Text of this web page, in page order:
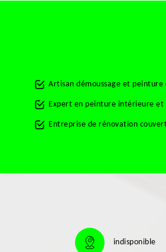
Artisan démoussage et
Expert en peinture intérieure
Entreprise de rénovation
indisponible